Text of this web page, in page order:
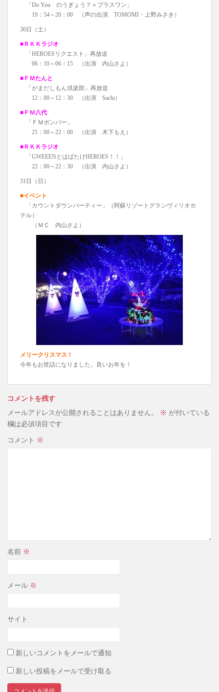
「Do You のうぎょう？＋プラスワン」
19：54～20：00 （声の出演 TOMOMI・上野みさき）
30日（土）
■ＲＫＫラジオ
「HEROESリクエスト」再放送
06：10～06：15 （出演 内山さよ）
■ＦＭたんと
「がまだしもん倶楽部」再放送
12：00～12：30 （出演 Sachi）
■ＦＭ八代
「ＦＭボンバー」
21：00～22：00 （出演 木下もえ）
■ＲＫＫラジオ
「GWEEENとはばたけHEROES！！」
22：00～22：30 （出演 内山さよ）
31日（日）
■イベント
「カウントダウンパーティー」（阿蘇リゾートグランヴィリオホ
テル）
（ＭＣ 内山さよ）
メリークリスマス！
今年もお世話になりました。良いお年を！
コメントを残す
メールアドレスが公開されることはありません。
※ が付いている
欄は必須項目です
コメント ※
名前 ※
メール ※
サイト
新しいコメントをメールで通知
新しい投稿をメールで受け取る